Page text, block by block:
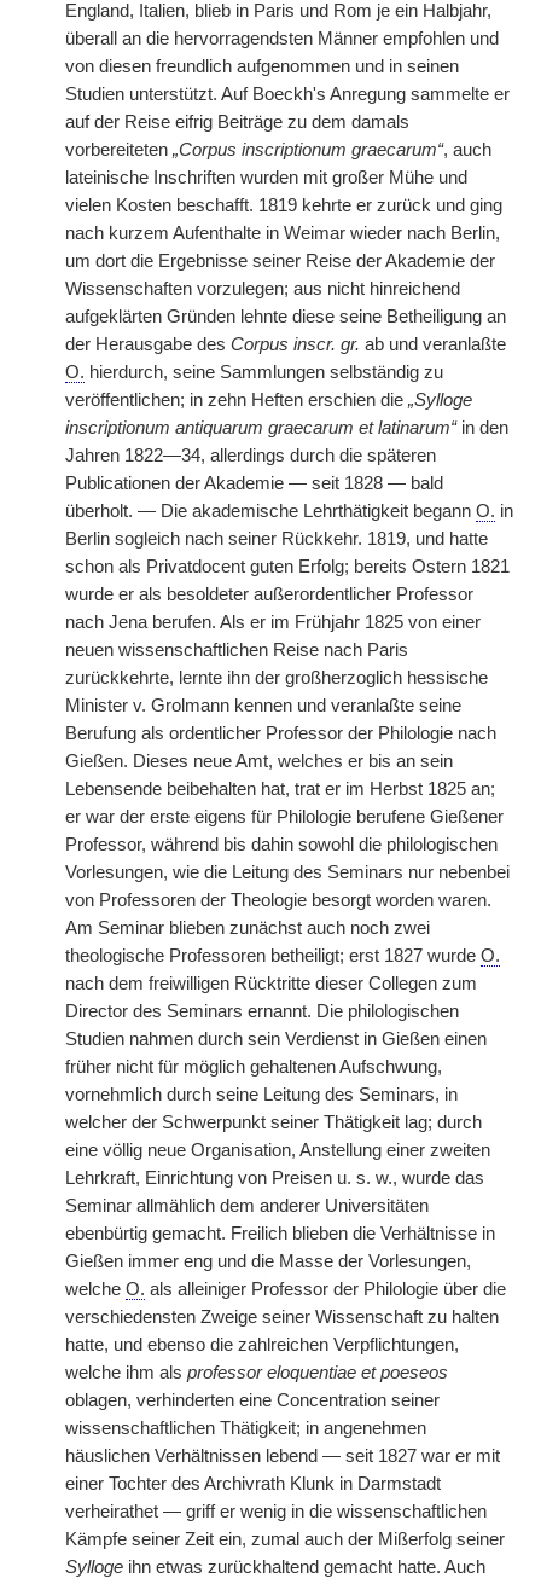
England, Italien, blieb in Paris und Rom je ein Halbjahr,
überall an die hervorragendsten Männer empfohlen und
von diesen freundlich aufgenommen und in seinen
Studien unterstützt. Auf Boeckh's Anregung sammelte er
auf der Reise eifrig Beiträge zu dem damals
vorbereiteten „Corpus inscriptionum graecarum“, auch
lateinische Inschriften wurden mit großer Mühe und
vielen Kosten beschafft. 1819 kehrte er zurück und ging
nach kurzem Aufenthalte in Weimar wieder nach Berlin,
um dort die Ergebnisse seiner Reise der Akademie der
Wissenschaften vorzulegen; aus nicht hinreichend
aufgeklärten Gründen lehnte diese seine Betheiligung an
der Herausgabe des Corpus inscr. gr. ab und veranlaßte
O. hierdurch, seine Sammlungen selbständig zu
veröffentlichen; in zehn Heften erschien die „Sylloge
inscriptionum antiquarum graecarum et latinarum“in den
Jahren 1822—34, allerdings durch die späteren
Publicationen der Akademie — seit 1828 — bald
überholt. — Die akademische Lehrthätigkeit begann O. in
Berlin sogleich nach seiner Rückkehr. 1819, und hatte
schon als Privatdocent guten Erfolg; bereits Ostern 1821
wurde er als besoldeter außerordentlicher Professor
nach Jena berufen. Als er im Frühjahr 1825 von einer
neuen wissenschaftlichen Reise nach Paris
zurückkehrte, lernte ihn der großherzoglich hessische
Minister v. Grolmann kennen und veranlaßte seine
Berufung als ordentlicher Professor der Philologie nach
Gießen. Dieses neue Amt, welches er bis an sein
Lebensende beibehalten hat, trat er im Herbst 1825 an;
er war der erste eigens für Philologie berufene Gießener
Professor, während bis dahin sowohl die philologischen
Vorlesungen, wie die Leitung des Seminars nur nebenbei
von Professoren der Theologie besorgt worden waren.
Am Seminar blieben zunächst auch noch zwei
theologische Professoren betheiligt; erst 1827 wurde O.
nach dem freiwilligen Rücktritte dieser Collegen zum
Director des Seminars ernannt. Die philologischen
Studien nahmen durch sein Verdienst in Gießen einen
früher nicht für möglich gehaltenen Aufschwung,
vornehmlich durch seine Leitung des Seminars, in
welcher der Schwerpunkt seiner Thätigkeit lag; durch
eine völlig neue Organisation, Anstellung einer zweiten
Lehrkraft, Einrichtung von Preisen u. s. w., wurde das
Seminar allmählich dem anderer Universitäten
ebenbürtig gemacht. Freilich blieben die Verhältnisse in
Gießen immer eng und die Masse der Vorlesungen,
welche O. als alleiniger Professor der Philologie über die
verschiedensten Zweige seiner Wissenschaft zu halten
hatte, und ebenso die zahlreichen Verpflichtungen,
welche ihm als professor eloquentiae et poeseos
oblagen, verhinderten eine Concentration seiner
wissenschaftlichen Thätigkeit; in angenehmen
häuslichen Verhältnissen lebend — seit 1827 war er mit
einer Tochter des Archivrath Klunk in Darmstadt
verheirathet — griff er wenig in die wissenschaftlichen
Kämpfe seiner Zeit ein, zumal auch der Mißerfolg seiner
Sylloge ihn etwas zurückhaltend gemacht hatte. Auch